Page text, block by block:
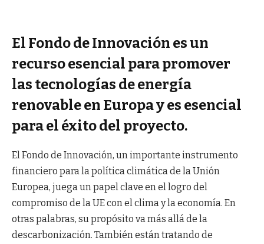
El Fondo de Innovación es un
recurso esencial para promover
las tecnologías de energía
renovable en Europa y es esencial
para el éxito del proyecto.
El Fondo de Innovación, un importante instrumento
financiero para la política climática de la Unión
Europea, juega un papel clave en el logro del
compromiso de la UE con el clima y la economía. En
otras palabras, su propósito va más allá de la
descarbonización. También están tratando de